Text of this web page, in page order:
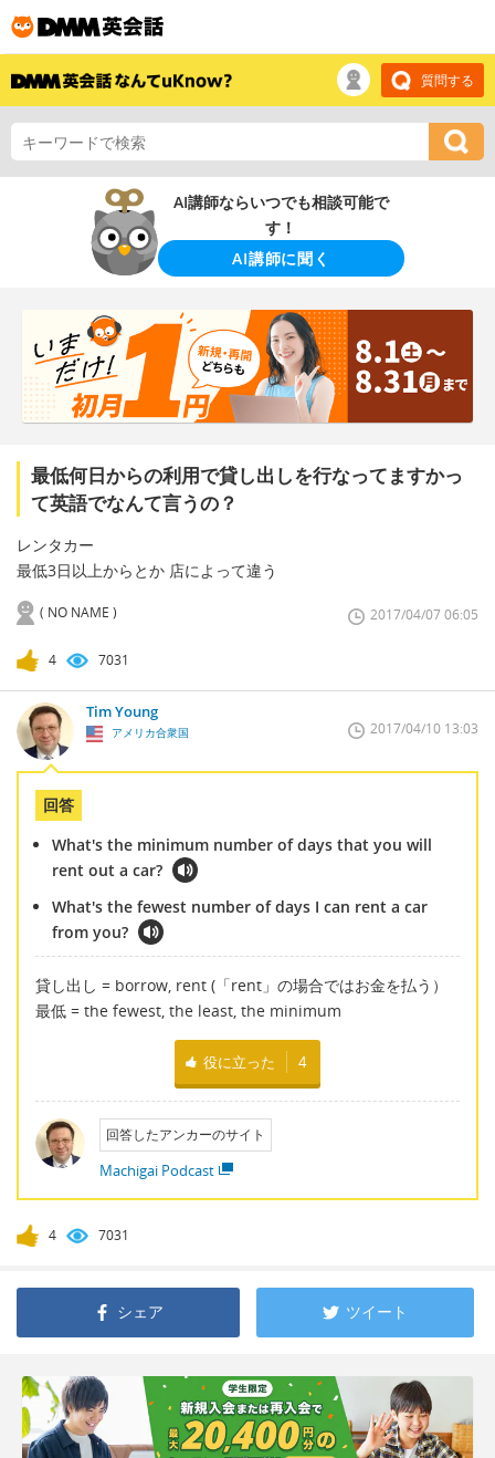
質問する
AI講師ならいつでも相談可能で
す！
AI講師に聞く
最低何日からの利用で貸し出しを行なってますかっ
て英語でなんて言うの？
レンタカー
最低3日以上からとか 店によって違う
( NO NAME ) 2017/04/07 06:05
4 7031
Tim Young
アメリカ合衆国 2017/04/10 13:03
回答
What's the minimum number of days that you will
rent out a car?
What's the fewest number of days I can rent a car
from you?
貸し出し = borrow, rent (「rent」の場合ではお金を払う）
最低 = the fewest, the least, the minimum
役に立った 4
回答したアンカーのサイト
Machigai Podcast
4 7031
シェア ツイート